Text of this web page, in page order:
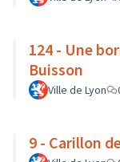
124 - Une
Buisson
Ville de Lyon
9 - Carillon